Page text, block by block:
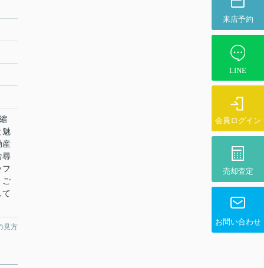
来店予約
LINE
会員ログイン
売却査定
お問い合わせ
魅
産
尋
フ
ご
て
見方